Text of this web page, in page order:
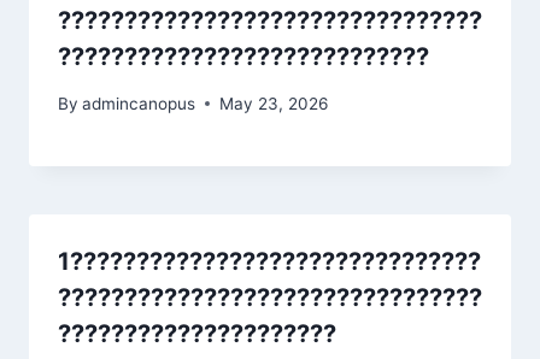
????????????????????????????????
????????????????????????????
By admincanopus May 23, 2026
1???????????????????????????????
????????????????????????????????
?????????????????????